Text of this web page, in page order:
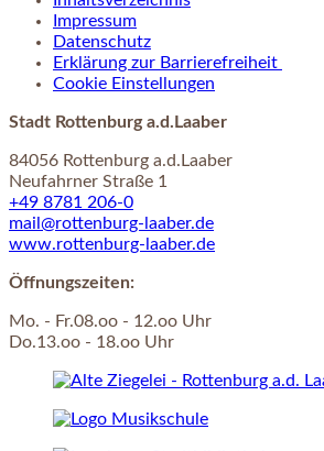
Impressum
Datenschutz
Erklärung zur Barrierefreiheit
Cookie Einstellungen
Stadt Rottenburg a.d.Laaber
84056 Rottenburg a.d.Laaber
Neufahrner Straße 1
+49 8781 206-0
mail@rottenburg-laaber.de
www.rottenburg-laaber.de
Öffnungszeiten:
Mo. - Fr.08.oo - 12.oo Uhr
Do.13.oo - 18.oo Uhr